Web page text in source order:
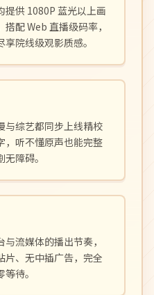
提供 1080P 蓝光以上画
配 Web 直播级码率，
院线级观影质感。
与综艺都同步上线精校
，听不懂原声也能完整
障碍。
流媒体的播出节奏，
片、无中插广告，完全
待。